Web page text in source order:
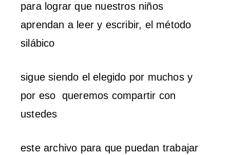
para lograr que nuestros niños
aprendan a leer y escribir, el método
silábico
sigue siendo el elegido por muchos y
por eso queremos compartir con
ustedes
este archivo para que puedan trabajar